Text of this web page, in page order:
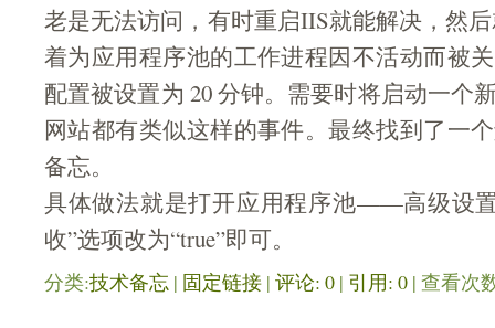
老是无法访问，有时重启IIS就能解决，然
着为应用程序池的工作进程因不活动而被
配置被设置为 20 分钟。需要时将启动一个
网站都有类似这样的事件。最终找到了一
备忘。
具体做法就是打开应用程序池——高级设
收”选项改为“true”即可。
分类:技术备忘 | 固定链接 | 评论: 0 | 引用: 0 | 查看次